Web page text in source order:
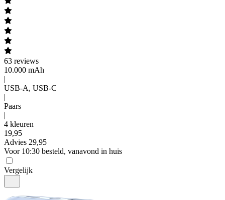
63 reviews
10.000 mAh
|
USB-A, USB-C
|
Paars
|
4 kleuren
19,95
Advies 29,95
Voor 10:30 besteld, vanavond in huis
Vergelijk